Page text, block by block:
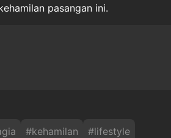
pasangan ini.
#kehamilan #lifestyle